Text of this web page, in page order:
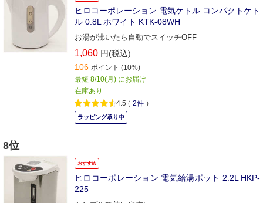
ヒロコーポレーション 電気ケトル コンパクトケト
ル 0.8L ホワイト KTK-08WH
お湯が沸いたら自動でスイッチOFF
1,060 円(税込)
106 ポイント (10%)
最短 8/10(月) にお届け
在庫あり
4.5（2件 ）
ラッピング承り中
8位
おすすめ
ヒロコーポレーション 電気給湯ポット 2.2L HKP-
225